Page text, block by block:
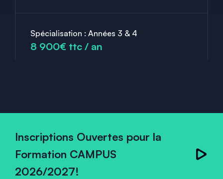
Spécialisation : Années 3 & 4
8 900€ ttc / an
Inscriptions Ouvertes pour la
Formation CAMPUS
2026/2027!